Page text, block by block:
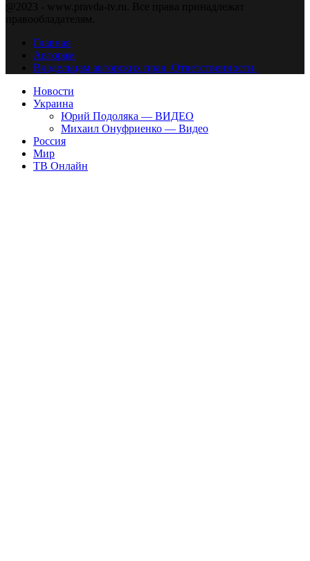
@2023 - www.pravda-tv.ru. Все права принадлежат
правообладателям.
Главная
Авторам
Владельцам авторских прав. Ответственности.
Новости
Украина
Юрий Подоляка — ВИДЕО
Михаил Онуфриенко — Видео
Россия
Мир
ТВ Онлайн